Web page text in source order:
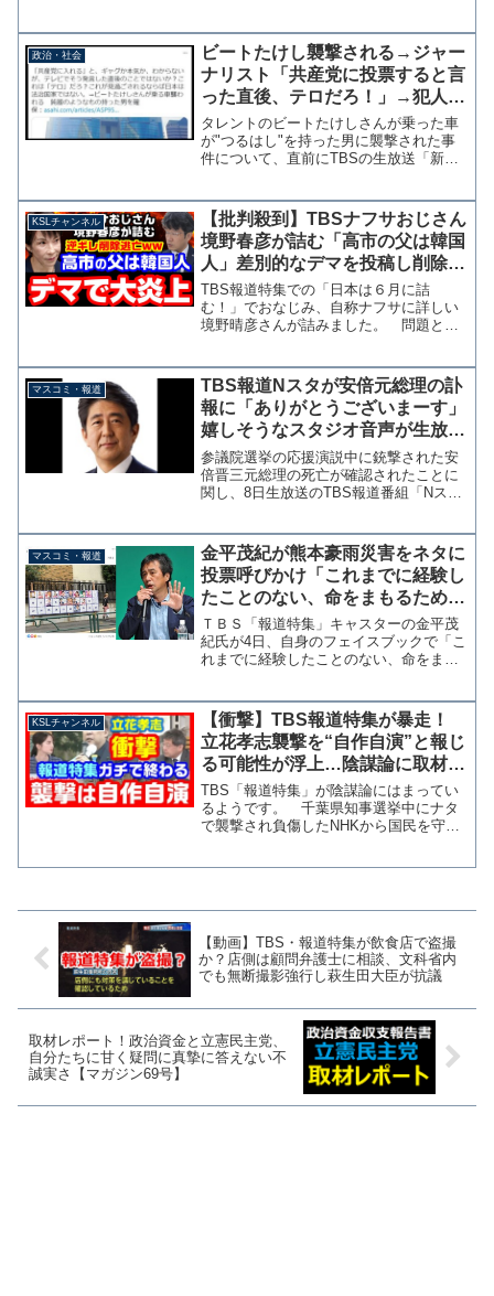
い正殿の儀が正式に終了となる両陛下ご
退出まで中継を続けて...
政治・社会
ビートたけし襲撃される→ジャー
ナリスト「共産党に投票すると言
った直後、テロだろ！」→犯人供
述「芸能界入りを断られらたの
で」
タレントのビートたけしさんが乗った車
が"つるはし"を持った男に襲撃された事
件について、直前にTBSの生放送「新・
党」と発言していたことからテロを疑う
SNS投稿が相次いだ...
KSLチャンネル
【批判殺到】TBSナフサおじさん
境野春彦が詰む「高市の父は韓国
人」差別的なデマを投稿し削除逃
亡→指摘に逆ギレ【KSLチャンネ
ル】
TBS報道特集での「日本は６月に詰
む！」でおなじみ、自称ナフサに詳しい
境野晴彦さんが詰みました。 問題とな
す。 批判の文脈で出自を持ち出すこと
自体が人権上の問題がある...
マスコミ・報道
TBS報道Nスタが安倍元総理の訃
報に「ありがとうございまーす」
嬉しそうなスタジオ音声が生放送
で流れる事故
参議院選挙の応援演説中に銃撃された安
倍晋三元総理の死亡が確認されたことに
関し、8日生放送のTBS報道番組「Nス
があった。 マイクを付けている出演者
の声と思われるが、司会...
マスコミ・報道
金平茂紀が熊本豪雨災害をネタに
投票呼びかけ「これまでに経験し
たことのない、命をまもるため
の、東京都知事選挙」
ＴＢＳ「報道特集」キャスターの金平茂
紀氏が4日、自身のフェイスブックで「こ
れまでに経験したことのない、命をまも
東京都知事選の投票を呼び掛ける投稿を
行った。...
KSLチャンネル
【衝撃】TBS報道特集が暴走！
立花孝志襲撃を“自作自演”と報じ
る可能性が浮上…陰謀論に取材を
申し込んだことが判明【KSLチャ
ンネル】
TBS「報道特集」が陰謀論にはまってい
るようです。 千葉県知事選挙中にナタ
で襲撃され負傷したNHKから国民を守る
【動画】TBS・報道特集が飲食店で盗撮
か？店側は顧問弁護士に相談、文科省内
でも無断撮影強行し萩生田大臣が抗議
取材レポート！政治資金と立憲民主党、
自分たちに甘く疑問に真摯に答えない不
誠実さ【マガジン69号】